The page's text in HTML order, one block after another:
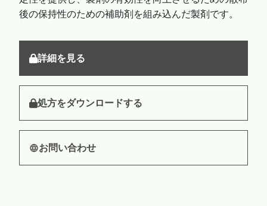
後の保持性のための補助剤を組み込んだ製剤です。
詳細を見る
処方をダウンロードする
お問い合わせ